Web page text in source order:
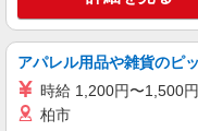
持ちの
給 ※入社後獲
ーフセ
円/月支給 ゜+゜・。○。・゜+゜・。○。
入社祝い金
福
キープ
派遣社員
アパレル用品や雑貨のピ
時給 1,200円〜1,500円
柏市